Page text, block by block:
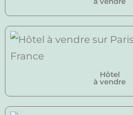
Hôtel
à vendre